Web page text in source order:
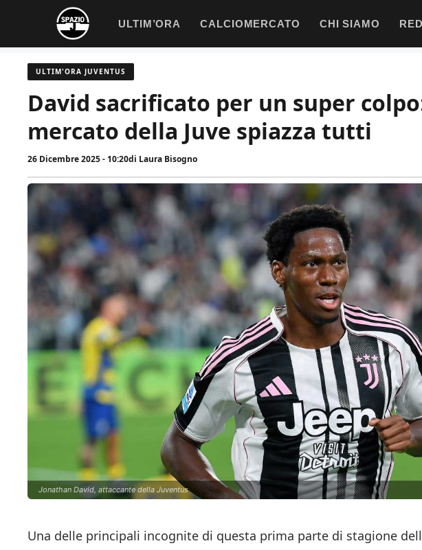
contenuto
ULTIM’ORA CALCIOMERCATO CHI SIAMO
ULTIM'ORA JUVENTUS
David sacrificato per un super
mercato della Juve spiazza tutti
26 Dicembre 2025 - 10:20di Laura Bisogno
Jonathan David, attaccante della Juventus
Una delle principali incognite di questa prima parte di stagione